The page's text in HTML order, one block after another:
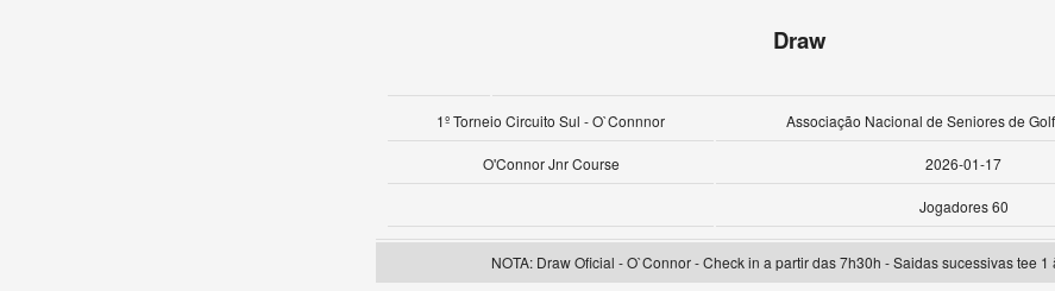
Draw
1º Torneio Circuito Sul - O`Connnor Associação Nacional de Seniores de
O'Connor Jnr Course 2026-01-17
Jogadores 60
NOTA: Draw Oficial - O`Connor - Check in a partir das 7h30h - Saidas sucessivas tee 1